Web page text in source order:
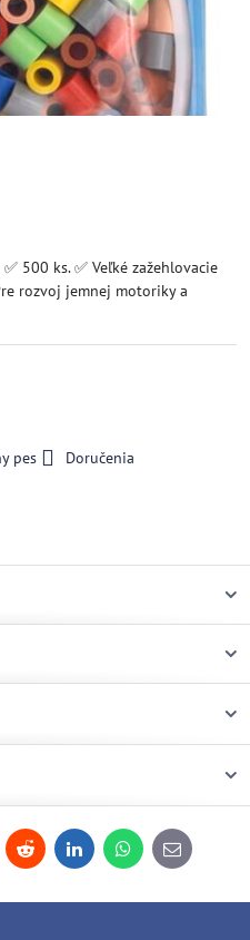
500 ks. ✅ Veľké zažehlovacie
rozvoj jemnej motoriky a
pes Doručenia
Reddit LinkedInWhatsApp
E-
mail